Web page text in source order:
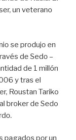
un veterano
se produjo en
de Sedo –
de 1 millón
y tras el
Roustan Tariko
broker de Sedo
pagados por un